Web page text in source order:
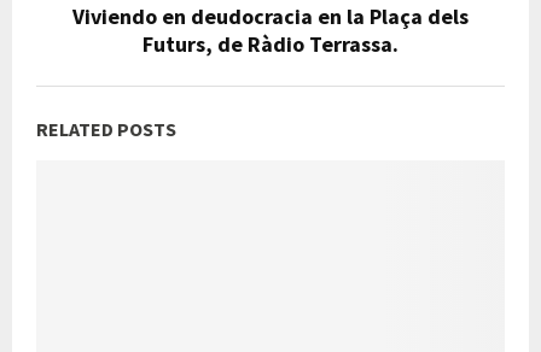
Viviendo en deudocracia en la Plaça dels
Futurs, de Ràdio Terrassa.
RELATED POSTS